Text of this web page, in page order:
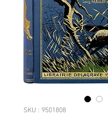
SKU : 9501808